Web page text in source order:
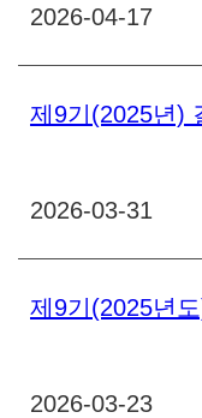
2026-04-17
제9기(2025년)
2026-03-31
제9기(2025년
2026-03-23